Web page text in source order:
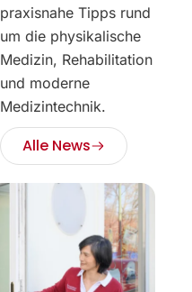
praxisnahe Tipps rund
um die physikalische
Medizin, Rehabilitation
und moderne
Medizintechnik.
Alle News